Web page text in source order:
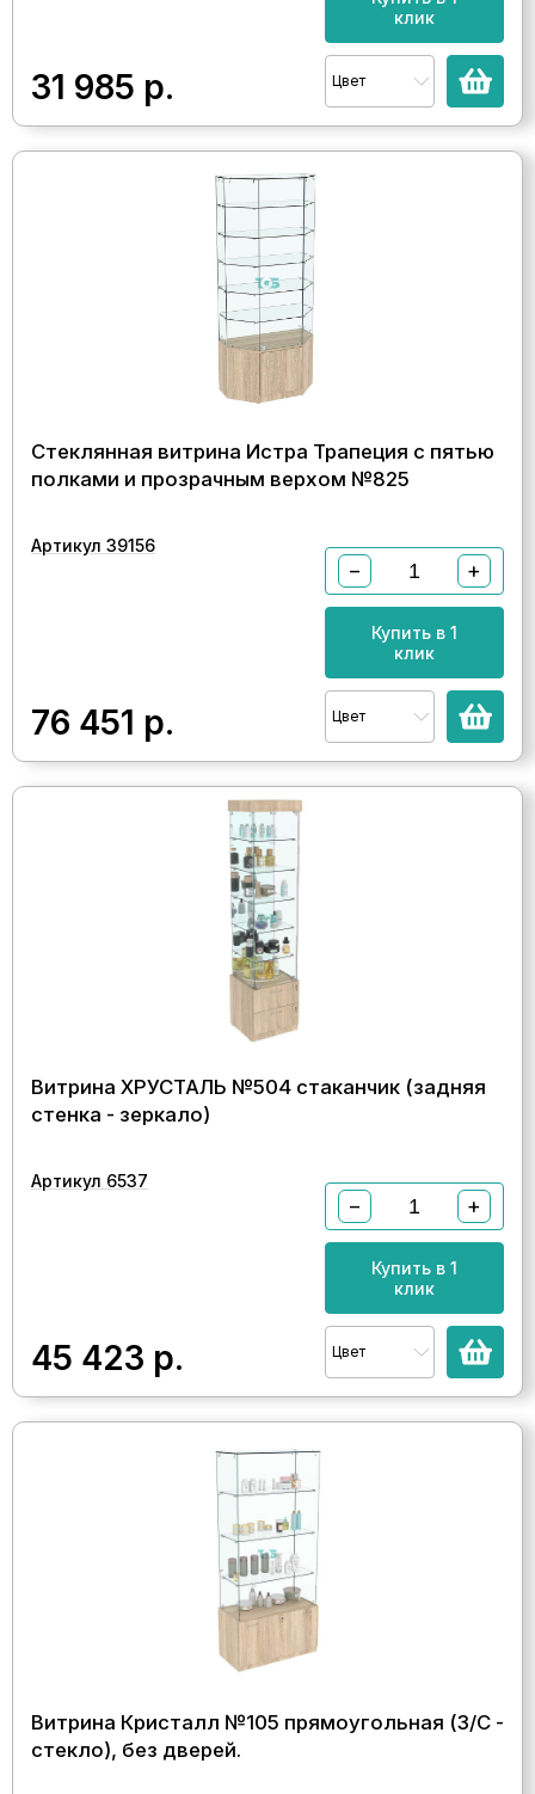
31 985 р.
клик
Цвет
Стеклянная витрина Истра Трапеция с пятью
полками и прозрачным верхом №825
Артикул 39156
76 451 р.
− +
Купить в 1
клик
Цвет
Витрина ХРУСТАЛЬ №504 стаканчик (задняя
стенка - зеркало)
Артикул 6537
45 423 р.
− +
Купить в 1
клик
Цвет
Витрина Кристалл №105 прямоугольная (З/C -
стекло), без дверей.